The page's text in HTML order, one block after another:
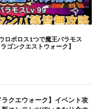
ラクエウォーク】イベント攻